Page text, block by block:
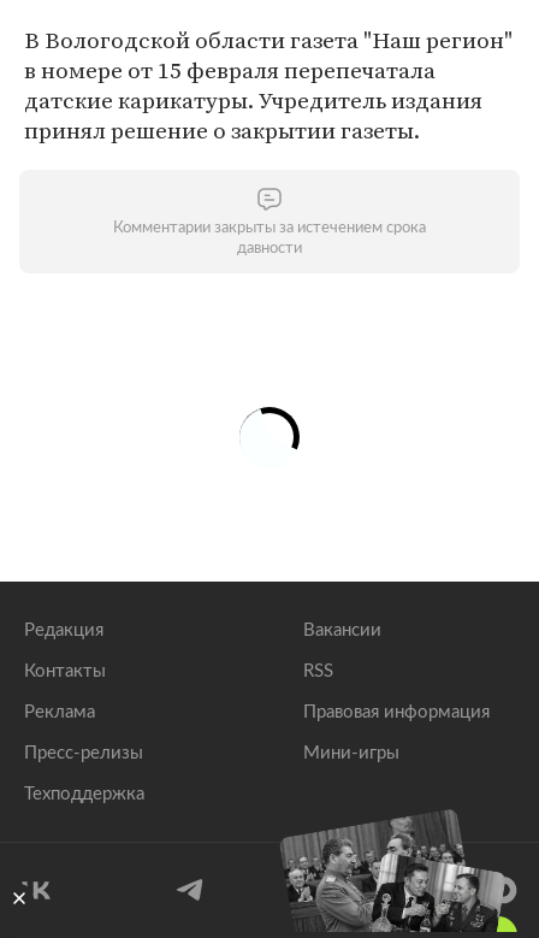
В Вологодской области газета "Наш регион"
в номере от 15 февраля перепечатала
датские карикатуры. Учредитель издания
принял решение о закрытии газеты.
Комментарии закрыты за истечением срока
давности
Редакция
Контакты
Реклама
Пресс-релизы
Техподдержка
Вакансии
RSS
Правовая информация
Мини-игры